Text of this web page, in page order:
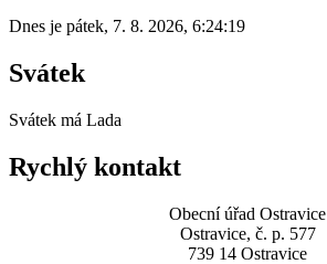
Dnes je pátek, 7. 8. 2026, 6:24:19
Svátek
Svátek má Lada
Rychlý kontakt
Obecní úřad Ostravice
Ostravice, č. p. 577
739 14 Ostravice